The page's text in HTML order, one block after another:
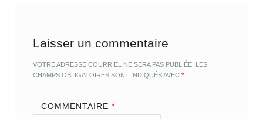
Laisser un commentaire
VOTRE ADRESSE COURRIEL NE SERA PAS PUBLIÉE. LES
CHAMPS OBLIGATOIRES SONT INDIQUÉS AVEC*
COMMENTAIRE *